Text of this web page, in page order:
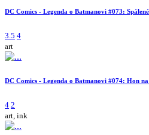
DC Comics - Legenda o Batmanovi #073:
3.5 4
art
DC Comics - Legenda o Batmanovi #074: Hon
4 2
art, ink